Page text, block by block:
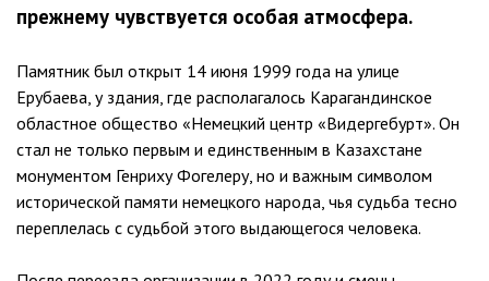
прежнему чувствуется особая атмосфера.
Памятник был открыт 14 июня 1999 года на улице
Ерубаева, у здания, где располагалось Карагандинское
областное общество «Немецкий центр «Видергебурт». Он
стал не только первым и единственным в Казахстане
монументом Генриху Фогелеру, но и важным символом
исторической памяти немецкого народа, чья судьба тесно
переплелась с судьбой этого выдающегося человека.